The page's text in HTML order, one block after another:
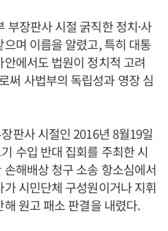
부장판사 시절 굵직한 정치·사
며 이름을 알렸고, 특히 대통
에서도 법원이 정치적 고려
써 사법부의 독립성과 영장 심
판사 시절인 2016년 8월19일
수입 반대 집회를 주최한 시
해배상 청구 소송 항소심에서
시민단체 구성원이거나 지휘
원고 패소 판결을 내렸다.